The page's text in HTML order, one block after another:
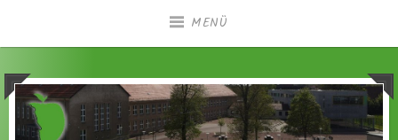
MENÜ